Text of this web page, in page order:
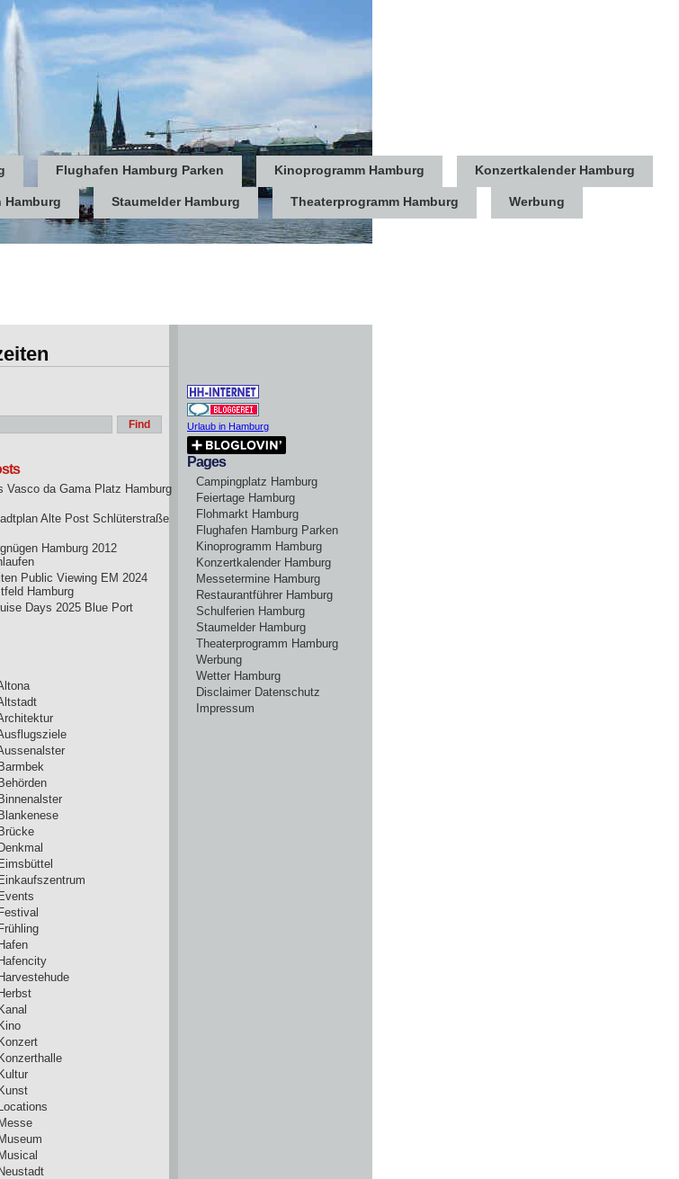
Flughafen Hamburg Parken Kinoprogramm Hamburg Konzertkalender Hamburg
Hamburg Staumelder Hamburg Theaterprogramm Hamburg Werbung
Vasco da Gama Platz Hamburg
Alte Post Schlüterstraße
Hamburg 2012
Public Viewing EM 2024
Hamburg
Days 2025 Blue Port
Urlaub in Hamburg
Pages
Campingplatz Hamburg
Feiertage Hamburg
Flohmarkt Hamburg
Flughafen Hamburg Parken
Kinoprogramm Hamburg
Konzertkalender Hamburg
Messetermine Hamburg
Restaurantführer Hamburg
Schulferien Hamburg
Staumelder Hamburg
Theaterprogramm Hamburg
Werbung
Wetter Hamburg
Disclaimer Datenschutz
Impressum